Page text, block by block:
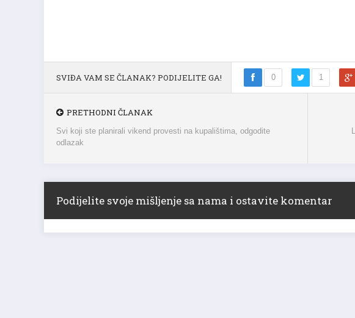
SVIĐA VAM SE ČLANAK? PODIJELITE GA! 0 1
PRETHODNI ČLANAK
odlazak
Podijelite svoje mišljenje sa nama i ostavite komentar